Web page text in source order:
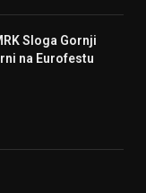
Sloga Gornji
na Eurofestu